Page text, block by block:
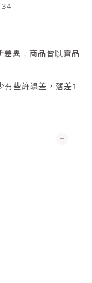
34
差異，商品皆以實品
有些許誤差，落差1-